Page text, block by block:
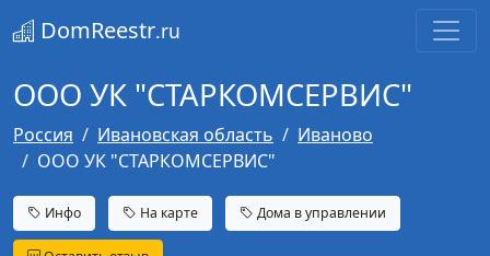
DomReestr.ru
OOO УК "СТАРКОМСЕРВИС"
Россия Ивановская область
Иваново
OOO УК "СТАРКОМСЕРВИС"
Инфо На карте Дома в управлении